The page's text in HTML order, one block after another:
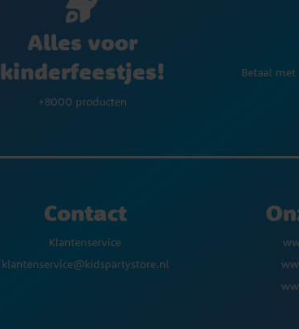
Alles voor
kinderfeestjes!
+8000 producten
Betaal met
Contact
Klantenservice
klantenservice@kidspartystore.nl